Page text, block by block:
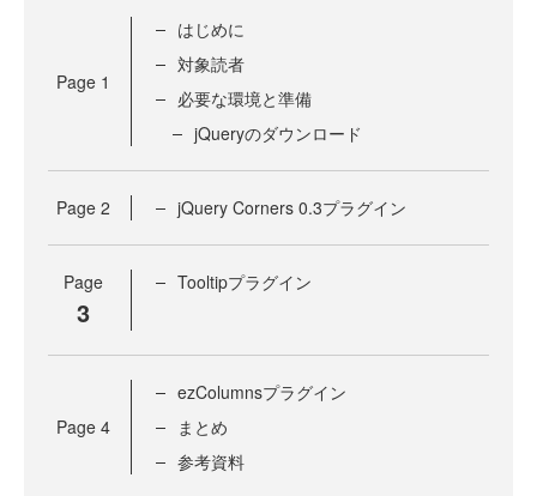
Page 1
はじめに
対象読者
必要な環境と準備
jQueryのダウンロード
Page 2 jQuery Corners 0.3プラグイン
Page
3
Tooltipプラグイン
Page 4
ezColumnsプラグイン
まとめ
参考資料